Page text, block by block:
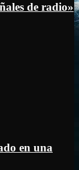
de radio»
en una